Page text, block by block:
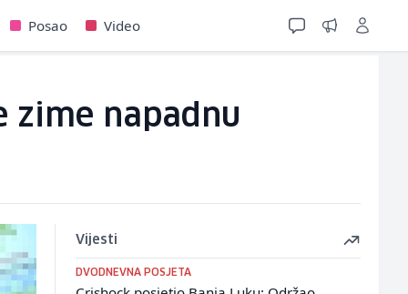
Posao Video
zime napadnu
Vijesti
DVODNEVNA POSJETA